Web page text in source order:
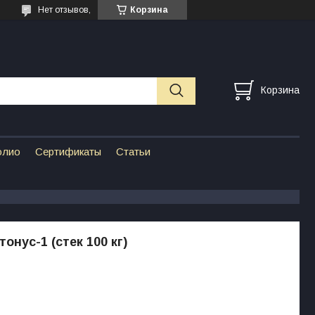
Корзина
Нет отзывов,
Корзина
Сертификаты Статьи
1 (стек 100 кг)